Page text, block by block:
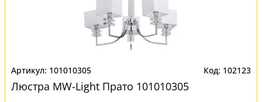
101010305 102123
Люстра MW-Light Прато 101010305